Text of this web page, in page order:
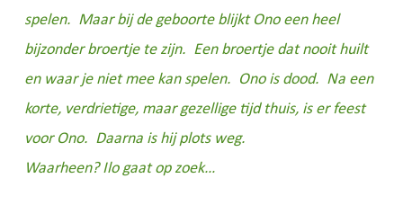
spelen. Maar bij de geboorte blijkt Ono een heel
bijzonder broertje te zijn. Een broertje dat nooit huilt
en waar je niet mee kan spelen. Ono is dood. Na een
korte, verdrietige, maar gezellige tijd thuis, is er feest
voor Ono. Daarna is hij plots weg.
Waarheen? Ilo gaat op zoek…